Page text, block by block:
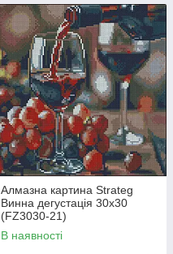
Алмазна картина Strateg
Винна дегустація 30х30
(FZ3030-21)
В наявності